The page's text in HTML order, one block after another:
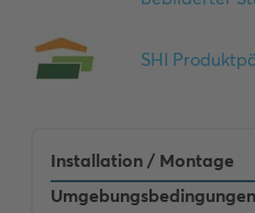
Installation / Montage
Umgebungsbedingungen